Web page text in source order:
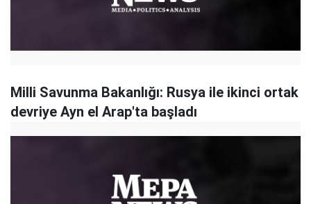
Milli Savunma Bakanlığı: Rusya ile ikinci ortak
devriye Ayn el Arap'ta başladı